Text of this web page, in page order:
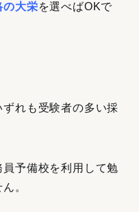
の大栄を選べばOKで
ずれも 受験者の多い採
予備校を利用して勉
。